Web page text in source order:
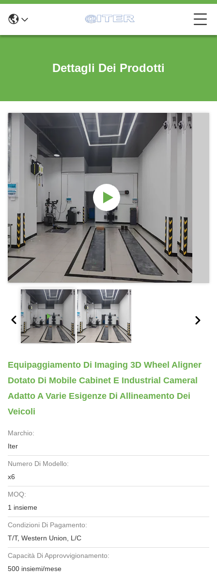
Dettagli Dei Prodotti
Equipaggiamento Di Imaging 3D Wheel Aligner
Dotato Di Mobile Cabinet E Industrial Cameral
Adatto A Varie Esigenze Di Allineamento Dei
Veicoli
Marchio:
Iter
Numero Di Modello:
x6
MOQ:
1 insieme
Condizioni Di Pagamento:
T/T, Western Union, L/C
Capacità Di Approvvigionamento:
500 insiemi/mese